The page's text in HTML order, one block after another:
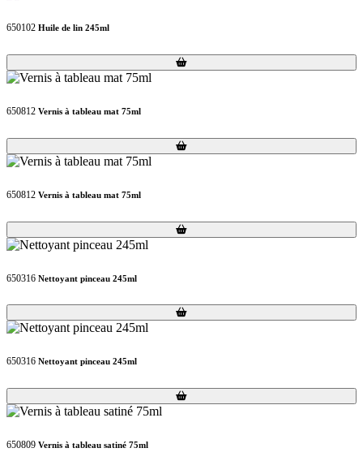
650102 Huile de lin 245ml
Loading...
Loading...
650812 Vernis à tableau mat 75ml
Loading...
Loading...
650812 Vernis à tableau mat 75ml
Loading...
Loading...
650316 Nettoyant pinceau 245ml
Loading...
Loading...
650316 Nettoyant pinceau 245ml
Loading...
Loading...
650809 Vernis à tableau satiné 75ml